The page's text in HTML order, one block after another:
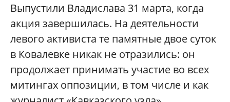
Выпустили Владислава 31 марта, когда
акция завершилась. На деятельности
левого активиста те памятные двое суток
в Ковалевке никак не отразились: он
продолжает принимать участие во всех
митингах оппозиции, в том числе и как